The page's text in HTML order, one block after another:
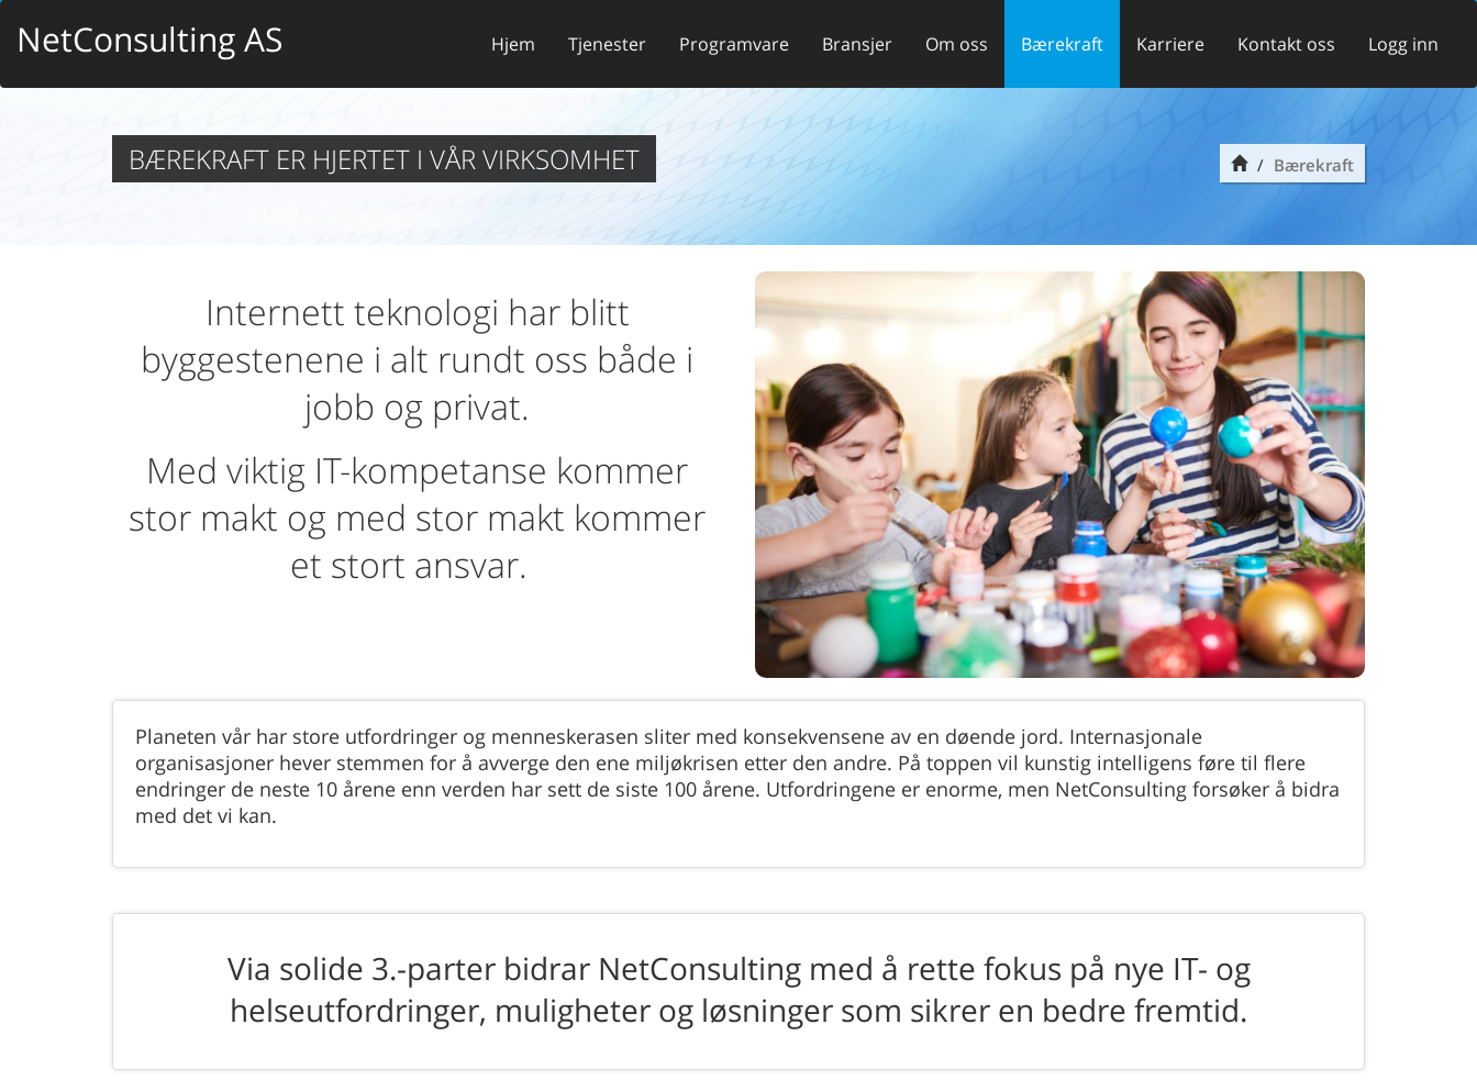
NetConsulting AS Hjem Tjenester Programvare Bransjer Om oss Bærekraft Karriere Kontakt oss Logg inn
BÆREKRAFT ER HJERTET I VÅR VIRKSOMHET Bærekraft
Internett teknologi har blitt
byggestenene i alt rundt oss både i
jobb og privat.
Med viktig IT-kompetanse kommer
stor makt og med stor makt kommer
et stort ansvar.
Planeten vår har store utfordringer og menneskerasen sliter med konsekvensene av en døende jord. Internasjonale
organisasjoner hever stemmen for å avverge den ene miljøkrisen etter den andre. På toppen vil kunstig intelligens føre til flere
endringer de neste 10 årene enn verden har sett de siste 100 årene. Utfordringene er enorme, men NetConsulting forsøker å bidra
med det vi kan.
Via solide 3.-parter bidrar NetConsulting med å rette fokus på nye IT- og
helseutfordringer, muligheter og løsninger som sikrer en bedre fremtid.